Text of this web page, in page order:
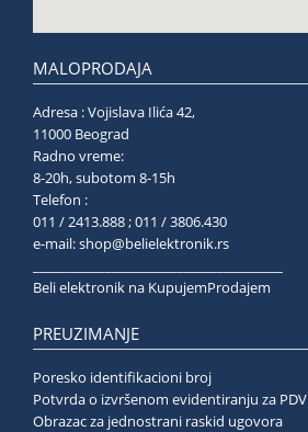
MALOPRODAJA
Adresa : Vojislava Ilića 42,
11000 Beograd
Radno vreme:
8-20h, subotom 8-15h
Telefon :
011 / 2413.888 ; 011 / 3806.430
e-mail:shop@belielektronik.rs
Beli elektronik na KupujemProdajem
PREUZIMANJE
Poresko identifikacioni broj
Potvrda o izvršenom evidentiranju za PDV
Obrazac za jednostrani raskid ugovora